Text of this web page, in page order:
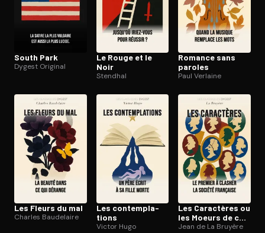
South Park
Dygest Original
Le Rouge et le
Noir
Stendhal
Romance sans
paroles
Paul Verlaine
Les Fleurs du mal
Charles Baudelaire
Les contem­pla­
tions
Victor Hugo
Les Caractères ou
les Moeurs de ce
siècle
Jean de La Bruyère